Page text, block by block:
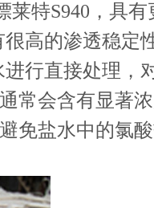
莱特S940，具
高的渗透稳定性
行直接处理，
常会含有显著
免盐水中的氯